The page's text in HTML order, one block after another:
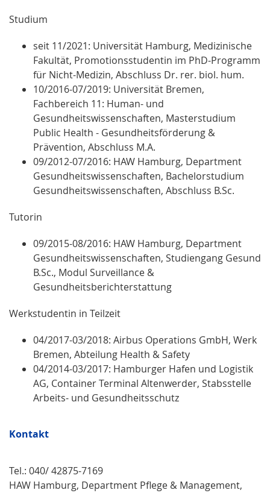
Studium
seit 11/2021: Universität Hamburg, Medizinische
Fakultät, Promotionsstudentin im PhD-Programm
für Nicht-Medizin, Abschluss Dr. rer. biol. hum.
10/2016-07/2019: Universität Bremen,
Fachbereich 11: Human- und
Gesundheitswissenschaften, Masterstudium
Public Health - Gesundheitsförderung &
Prävention, Abschluss M.A.
09/2012-07/2016: HAW Hamburg, Department
Gesundheitswissenschaften, Bachelorstudium
Gesundheitswissenschaften, Abschluss B.Sc.
Tutorin
09/2015-08/2016: HAW Hamburg, Department
Gesundheitswissenschaften, Studiengang
B.Sc., Modul Surveillance &
Gesundheitsberichterstattung
Werkstudentin in Teilzeit
04/2017-03/2018: Airbus Operations GmbH, Werk
Bremen, Abteilung Health & Safety
04/2014-03/2017: Hamburger Hafen und Logistik
AG, Container Terminal Altenwerder, Stabsstelle
Arbeits- und Gesundheitsschutz
Kontakt
Tel.: 040/ 42875-7169
HAW Hamburg, Department Pflege & Management,